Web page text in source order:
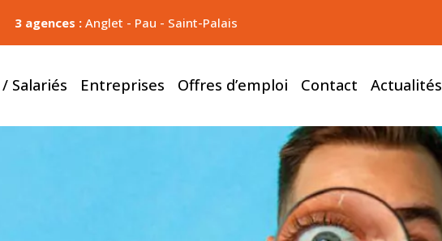
3 agences : Anglet - Pau - Saint-Palais
Salariés Entreprises Offres d’emploi Contact Actualités